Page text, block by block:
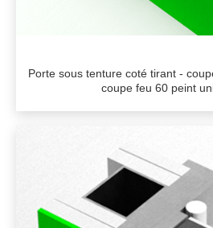
Porte sous tenture coté tirant -
coupe feu 60 peint